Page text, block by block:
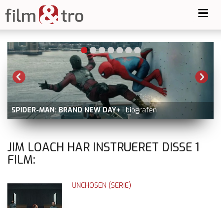
SPIDER-MAN: BRAND NEW DAY+ i biografen
JIM LOACH HAR INSTRUERET DISSE 1
FILM:
UNCHOSEN (SERIE)